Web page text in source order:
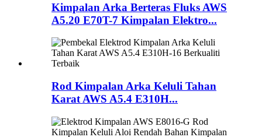
Kimpalan Arka Berteras Fluks AWS
A5.20 E70T-7 Kimpalan Elektro...
Rod Kimpalan Arka Keluli Tahan
Karat AWS A5.4 E310H...